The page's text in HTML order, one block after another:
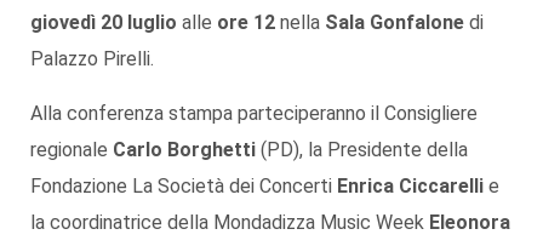
giovedì 20 luglio alle ore 12 nella Sala Gonfalone di
Palazzo Pirelli.
Alla conferenza stampa parteciperanno il Consigliere
regionale Carlo Borghetti (PD), la Presidente della
Fondazione La Società dei Concerti Enrica Ciccarelli e
la coordinatrice della Mondadizza Music Week Eleonora